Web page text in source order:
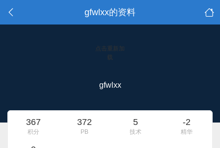
gfwlxx的资料
点击重新加
载
gfwlxx
367
积分
372
PB
5
技术
-2
精华